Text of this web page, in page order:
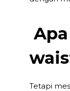
Tetapi